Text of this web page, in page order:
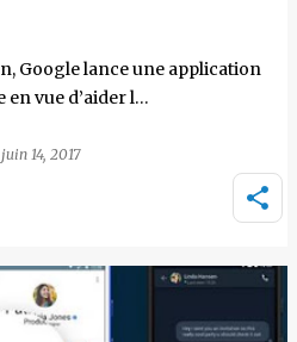
Google lance une application
en vue d’aider l…
14, 2017